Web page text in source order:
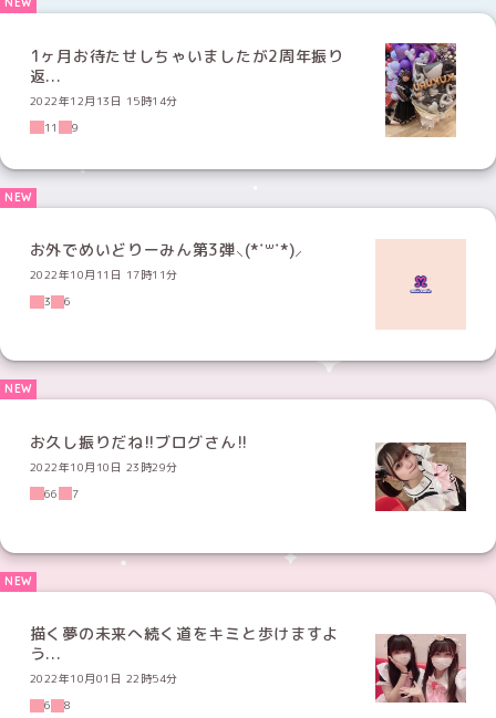
1ヶ月お待たせしちゃいましたが2周年振り
返...
2022年12月13日 15時14分
11
9
お外でめいどりーみん第3弾⸜(*˙꒳˙*)⸝
2022年10月11日 17時11分
3
6
お久し振りだね!!ブログさん!!
2022年10月10日 23時29分
66
7
描く夢の未来へ続く道をキミと歩けますよ
う...
2022年10月01日 22時54分
6
8